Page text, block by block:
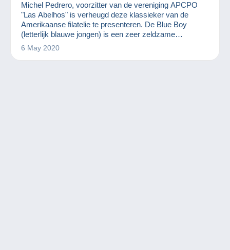
Michel Pedrero, voorzitter van de vereniging APCPO
"Las Abelhos" is verheugd deze klassieker van de
Amerikaanse filatelie te presenteren. De Blue Boy
(letterlijk blauwe jongen) is een zeer zeldzame
postzegel die in 1847 werd uitgegeven door het
postkantoor van de stad Alexandrië in Virginia in de
6 May 2020